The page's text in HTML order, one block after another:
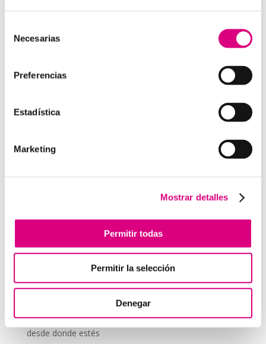
Necesarias
Preferencias
Estadística
Marketing
Mostrar detalles
Permitir todas
Permitir la selección
Denegar
15 años de experiencia, disponemos de un equipo de
negocio.
Telefonía Virtual, Antivirus y Seguridad,
; siempre con las garantías de un trabajo
excelente.
o a
través de nuestro email:
hola@grupo-system.com
para publicar un
comentario.
Telefonía Virtual
Interfonos IP para aerogeneradores: comunicación
Telefonía virtual para el trabajo remoto: comunícate
desde donde estés